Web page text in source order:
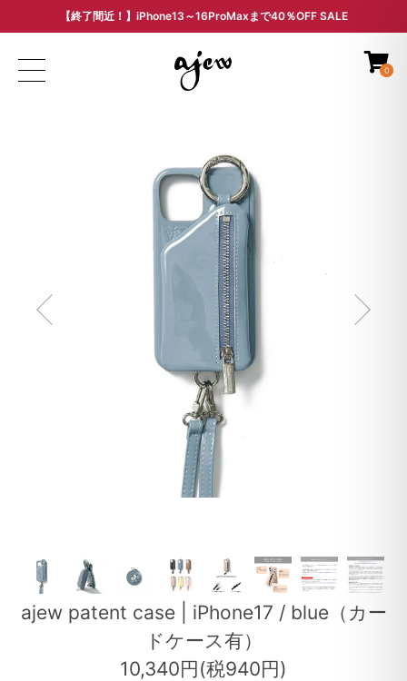
【終了間近！】iPhone13～16ProMaxまで40％OFF SALE
ARCHIVE SALE - 過去モデルをお得な価格で -
0
ajew patent case | iPhone17 / blue（カー
ドケース有）
10,340円(税940円)